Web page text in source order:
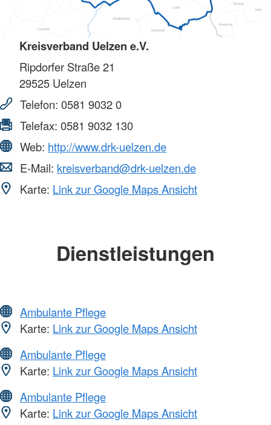
Kreisverband Uelzen e.V.
Ripdorfer Straße 21
29525 Uelzen
Telefon: 0581 9032 0
Telefax: 0581 9032 130
Web: http://www.drk-uelzen.de
E-Mail: kreisverband@drk-uelzen.de
Karte: Link zur Google Maps Ansicht
Dienstleistungen
Ambulante Pflege
Karte: Link zur Google Maps Ansicht
Ambulante Pflege
Karte: Link zur Google Maps Ansicht
Ambulante Pflege
Karte: Link zur Google Maps Ansicht